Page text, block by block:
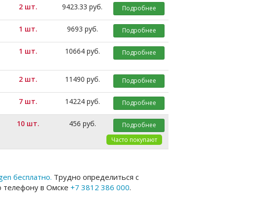
2 шт. 9423.33 руб. Подробнее
1 шт. 9693 руб. Подробнее
1 шт. 10664 руб. Подробнее
2 шт. 11490 руб. Подробнее
7 шт. 14224 руб. Подробнее
10 шт. 456 руб. Подробнее
бесплатно. Трудно определиться с
телефону в Омске +7 3812 386 000.